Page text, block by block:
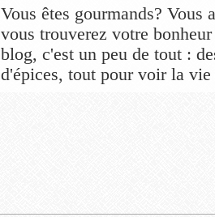
Vous êtes gourmands?
vous trouverez votre
blog, c'est un peu de tout :
d'épices, tout pour voir la